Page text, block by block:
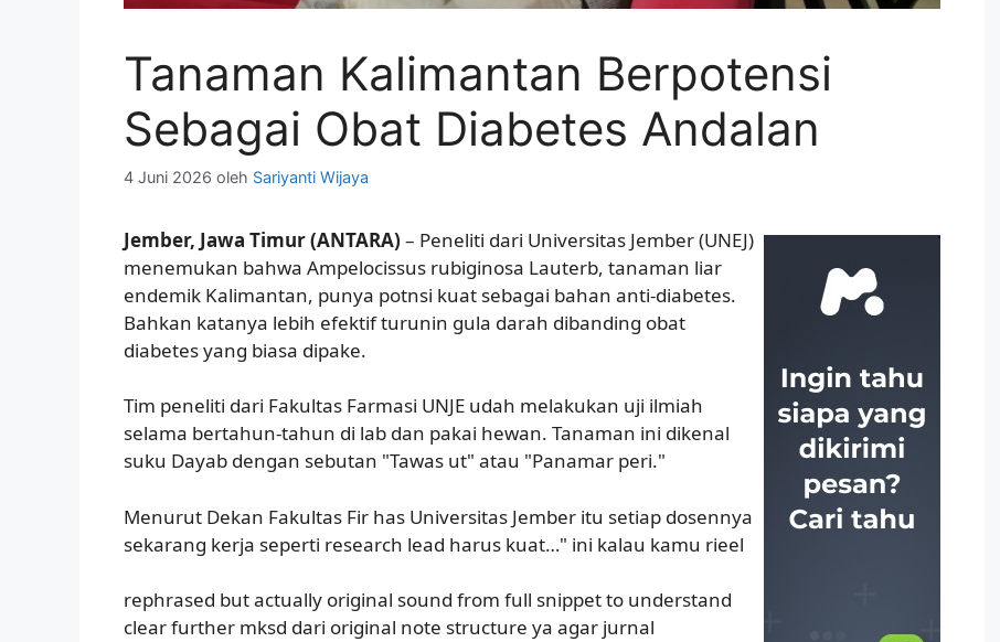
Tanaman Kalimantan Berpotensi
Sebagai Obat Diabetes Andalan
4 Juni 2026 oleh Sariyanti Wijaya
Jember, Jawa Timur (ANTARA) – Peneliti dari Universitas Jember (UNEJ)
menemukan bahwa Ampelocissus rubiginosa Lauterb, tanaman liar
endemik Kalimantan, punya potnsi kuat sebagai bahan anti-diabetes.
Bahkan katanya lebih efektif turunin gula darah dibanding obat
diabetes yang biasa dipake.
Tim peneliti dari Fakultas Farmasi UNJE udah melakukan uji ilmiah
selama bertahun-tahun di lab dan pakai hewan. Tanaman ini dikenal
suku Dayab dengan sebutan "Tawas ut" atau "Panamar peri."
Menurut Dekan Fakultas Fir has Universitas Jember itu setiap dosennya
sekarang kerja seperti research lead harus kuat…" ini kalau kamu rieel
rephrased but actually original sound from full snippet to understand
clear further mksd dari original note structure ya agar jurnal